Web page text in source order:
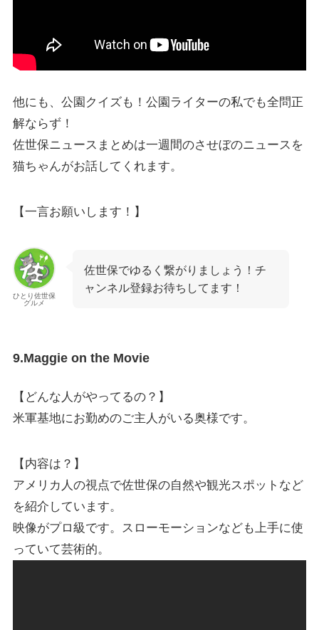
他にも、公園クイズも！公園ライターの私でも全問正
解ならず！
佐世保ニュースまとめは一週間のさせぼのニュースを
猫ちゃんがお話してくれます。
【一言お願いします！】
ひとり佐世保
グルメ
佐世保でゆるく繋がりましょう！チ
ャンネル登録お待ちしてます！
9.Maggie on the Movie
【どんな人がやってるの？】
米軍基地にお勤めのご主人がいる奥様です。
【内容は？】
アメリカ人の視点で佐世保の自然や観光スポットなど
を紹介しています。
映像がプロ級です。スローモーションなども上手に使
っていて芸術的。